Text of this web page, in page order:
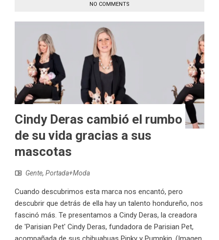
NO COMMENTS
Cindy Deras cambió el rumbo
de su vida gracias a sus
mascotas
Gente, Portada+Moda
Cuando descubrimos esta marca nos encantó, pero
descubrir que detrás de ella hay un talento hondureño, nos
fascinó más. Te presentamos a Cindy Deras, la creadora
de 'Parisian Pet' Cindy Deras, fundadora de Parisian Pet,